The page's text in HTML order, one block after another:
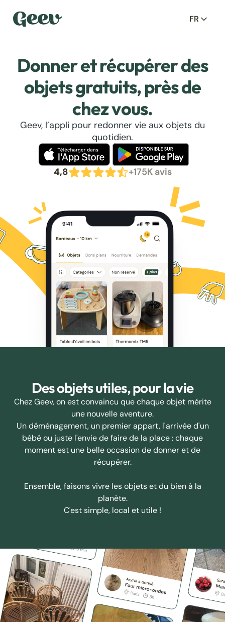
FR
Donner et récupérer des
objets gratuits, près de
chez vous.
Geev, l’appli pour redonner vie aux objets du
quotidien.
4,8 +175K avis
Des objets utiles, pour la vie
Chez Geev, on est convaincu que chaque objet mérite
une nouvelle aventure.
Un déménagement, un premier appart, l'arrivée d'un
bébé ou juste l'envie de faire de la place : chaque
moment est une belle occasion de donner et de
récupérer.
Ensemble, faisons vivre les objets et du bien à la
planète.
C'est simple, local et utile !